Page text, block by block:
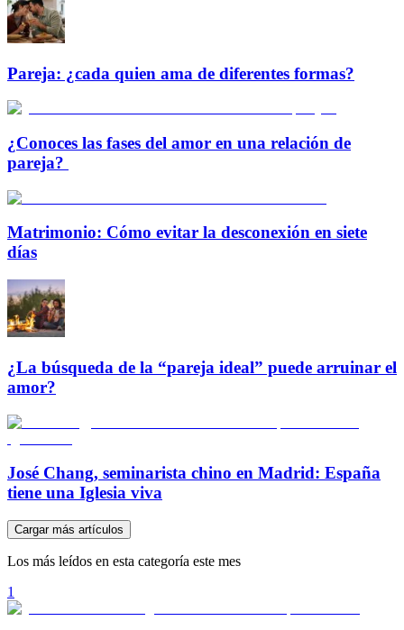
Pareja: ¿cada quien ama de diferentes formas?
¿Conoces las fases del amor en una relación de
pareja?
Matrimonio: Cómo evitar la desconexión en siete
días
¿La búsqueda de la “pareja ideal” puede arruinar el
amor?
José Chang, seminarista chino en Madrid: España
tiene una Iglesia viva
Cargar más artículos
Los más leídos en esta categoría este mes
1